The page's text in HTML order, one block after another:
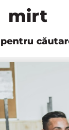
mirt